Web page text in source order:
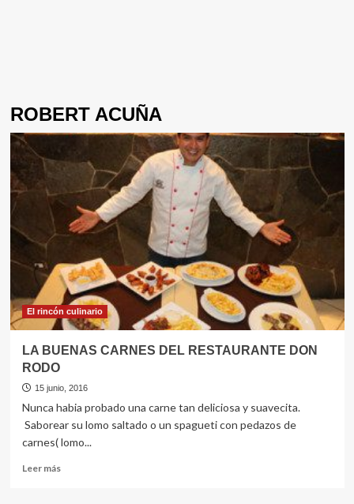
ROBERT ACUÑA
El rincón culinario
LA BUENAS CARNES DEL RESTAURANTE DON
RODO
15 junio, 2016
Nunca habia probado una carne tan deliciosa y suavecita.
Saborear su lomo saltado o un spagueti con pedazos de
carnes( lomo...
Leer másLeer